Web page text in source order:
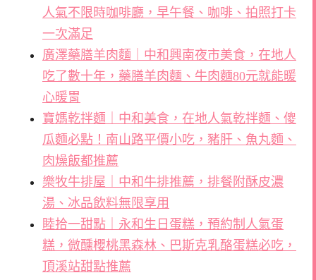
人氣不限時咖啡廳，早午餐、咖啡、拍照打卡
一次滿足
廣澤藥膳羊肉麵｜中和興南夜市美食，在地人
吃了數十年，藥膳羊肉麵、牛肉麵80元就能暖
心暖胃
寶媽乾拌麵｜中和美食，在地人氣乾拌麵、傻
瓜麵必點！南山路平價小吃，豬肝、魚丸麵、
肉燥飯都推薦
樂牧牛排屋｜中和牛排推薦，排餐附酥皮濃
湯、冰品飲料無限享用
睦拾一甜點｜永和生日蛋糕，預約制人氣蛋
糕，微醺櫻桃黑森林、巴斯克乳酪蛋糕必吃，
頂溪站甜點推薦